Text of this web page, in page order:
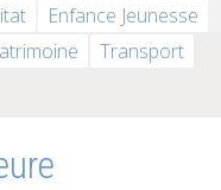
Enfance Jeunesse
Transport